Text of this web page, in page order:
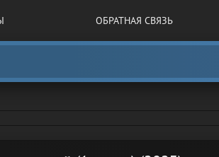
ОБРАТНАЯ СВЯЗЬ